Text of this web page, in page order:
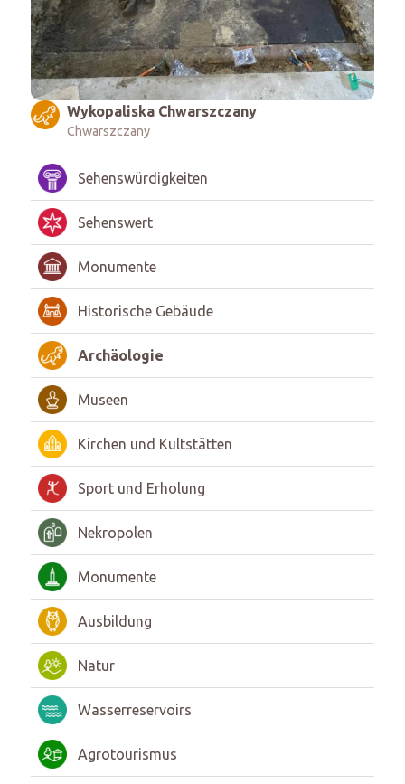
Wykopaliska Chwarszczany
Chwarszczany
Sehenswürdigkeiten
Sehenswert
Monumente
Historische Gebäude
Archäologie
Museen
Kirchen und Kultstätten
Sport und Erholung
Nekropolen
Monumente
Ausbildung
Natur
Wasserreservoirs
Agrotourismus